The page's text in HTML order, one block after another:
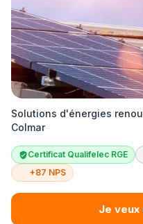
Solutions d'énergies
Colmar
Certificat Qualifelec RGE
+87 NPS
Je